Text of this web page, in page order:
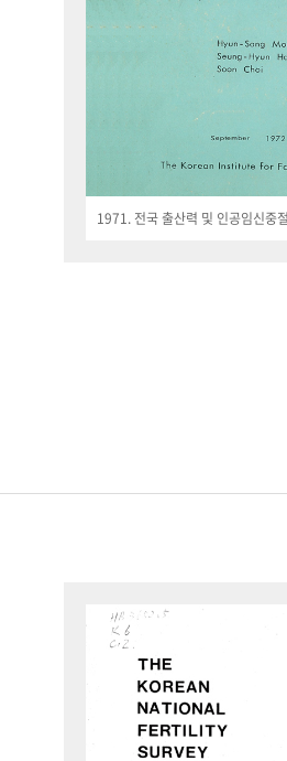
1971. 전국 출산력 및 인공임신중